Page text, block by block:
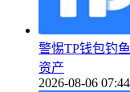
警惕TP钱包钓
资产
2026-08-06